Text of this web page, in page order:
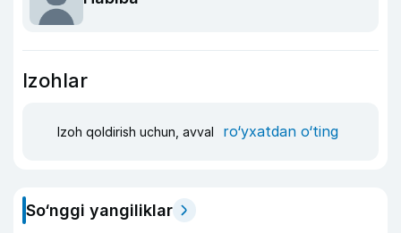
Izohlar
Izoh qoldirish uchun, avval ro‘yxatdan o‘ting
So‘nggi yangiliklar